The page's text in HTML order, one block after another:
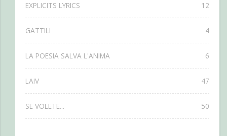
EXPLICITS LYRICS 12
GATTILI 4
LA POESIA SALVA L'ANIMA 6
LAIV 47
SE VOLETE... 50